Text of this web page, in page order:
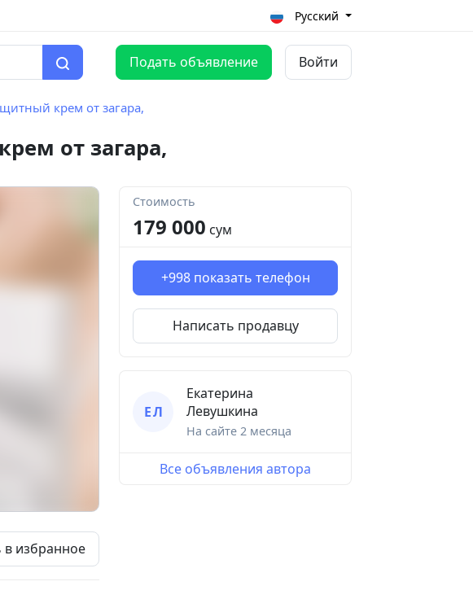
Русский
Подать объявление Войти
крем от загара,
от загара,
в избранное
Стоимость
179 000 сум
+998 показать телефон
Написать продавцу
Е Л
Екатерина
Левушкина
На сайте 2 месяца
Все объявления автора